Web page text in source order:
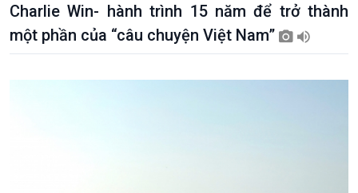
Charlie Win- hành trình 15 năm để trở thành
một phần của “câu chuyện Việt Nam”